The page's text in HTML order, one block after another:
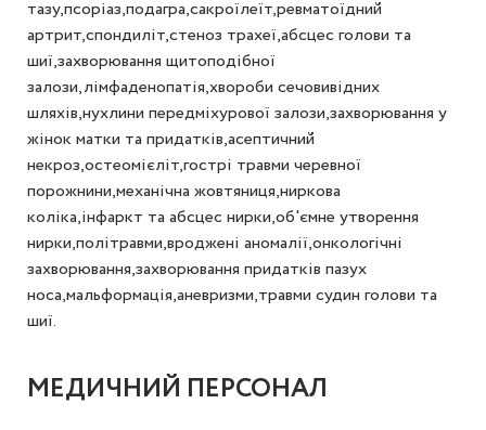
тазу,псоріаз,подагра,сакроїлеїт,ревматоїдний
артрит,спондиліт,стеноз трахеї,абсцес голови та
шиї,захворювання щитоподібної
залози,лімфаденопатія,хвороби сечовивідних
шляхів,нухлини передміхурової залози,захворювання у
жінок матки та придатків,асептичний
некроз,остеомієліт,гострі травми черевної
порожнини,механічна жовтяниця,ниркова
коліка,інфаркт та абсцес нирки,об'ємне утворення
нирки,політравми,вроджені аномалії,онкологічні
захворювання,захворювання придатків пазух
носа,мальформація,аневризми,травми судин голови та
шиї.
МЕДИЧНИЙ ПЕРСОНАЛ